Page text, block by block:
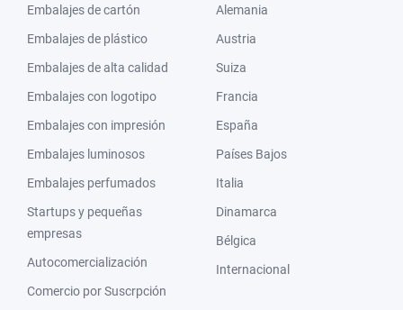
Embalajes de cartón
Embalajes de plástico
Embalajes de alta calidad
Embalajes con logotipo
Embalajes con impresión
Embalajes luminosos
Embalajes perfumados
Startups y pequeñas
empresas
Autocomercialización
Comercio por Suscrpción
Alemania
Austria
Suiza
Francia
España
Países Bajos
Italia
Dinamarca
Bélgica
Internacional